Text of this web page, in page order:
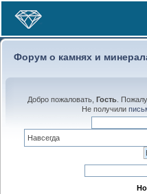
Форум о камнях и
Добро пожаловать, Гость.
Не получили